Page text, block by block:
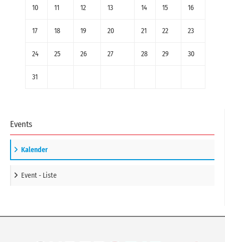
10 11 12 13 14 15 16
17 18 19 20 21 22 23
24 25 26 27 28 29 30
31
Events
Kalender
Event - Liste